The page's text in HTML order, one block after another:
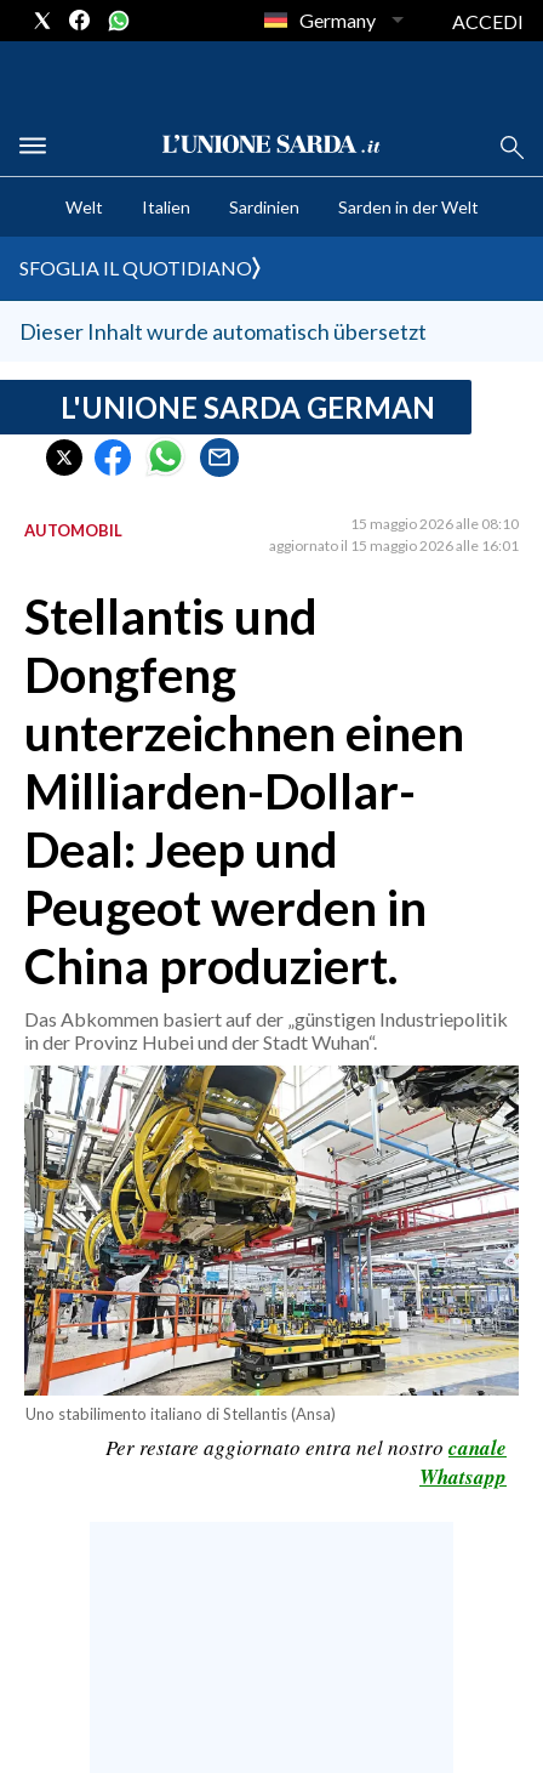
CRONACA SARDEGNA
CAGLIARI
SULCIS IGLESIENTE
MEDIO CAMPIDANO
SASSARI E PROVINCIA
GALLURA
NUORO E PROVINCIA
AGENDA
CRONACA
ITALIA
MONDO
POLITICA
ECONOMIA
SERVIZI ALLE IMPRESE
LAVORO
BANDI
SPORT IN SARDEGNA
SPORT
RISULTATI E CLASSIFICHE
CALCIO
CALCIO REGIONALE
BASKET
VOLLEY
MOTORI
TENNIS
ALTRI SPORT
CULTURA
SPETTACOLI
Germany ACCEDI
Welt Italien Sardinien Sarden in der Welt
SFOGLIA IL QUOTIDIANO
Dieser Inhalt wurde automatisch übersetzt
L'UNIONE SARDA GERMAN
AUTOMOBIL
15 maggio 2026 alle 08:10
aggiornato il 15 maggio 2026 alle 16:01
Stellantis und
Dongfeng
unterzeichnen einen
Milliarden-Dollar-
Deal: Jeep und
Peugeot werden in
China produziert.
Das Abkommen basiert auf der „günstigen Industriepolitik
in der Provinz Hubei und der Stadt Wuhan“.
Uno stabilimento italiano di Stellantis (Ansa)
Per restare aggiornato entra nel nostro canale
Whatsapp